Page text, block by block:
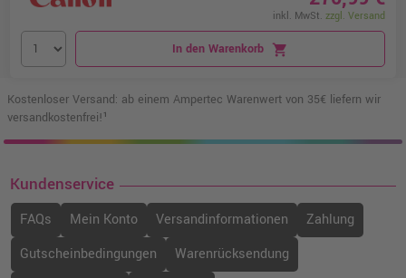
inkl. MwSt. zzgl. Versand
In den Warenkorb shopping_cart
Kostenloser Versand: ab einem Ampertec Warenwert von 35€ liefern wir
versandkostenfrei!¹
Kundenservice
FAQs Mein Konto Versandinformationen
Zahlung
Gutscheinbedingungen
Warenrücksendung